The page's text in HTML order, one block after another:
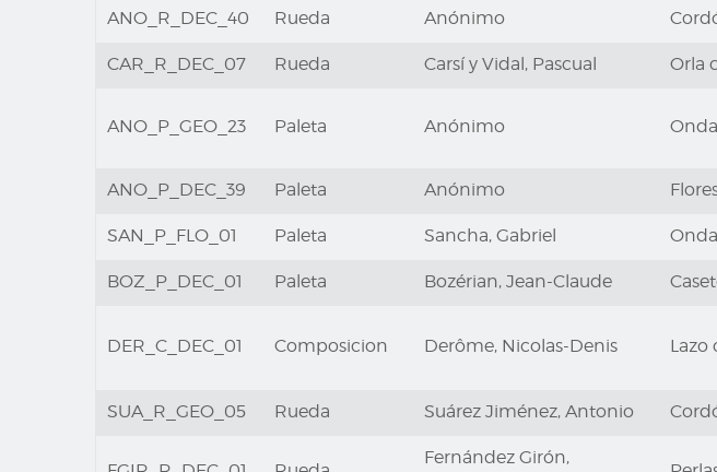
ANO_R_DEC_40 Rueda Anónimo
CAR_R_DEC_07 Rueda Carsí y Vidal, Pascual Orla
ANO_P_GEO_23 Paleta Anónimo
ANO_P_DEC_39 Paleta Anónimo
SAN_P_FLO_01 Paleta Sancha, Gabriel
BOZ_P_DEC_01 Paleta Bozérian, Jean-Claude
DER_C_DEC_01 Composicion Derôme, Nicolas-Denis Lazo
SUA_R_GEO_05 Rueda Suárez Jiménez, Antonio
Fernández Girón,